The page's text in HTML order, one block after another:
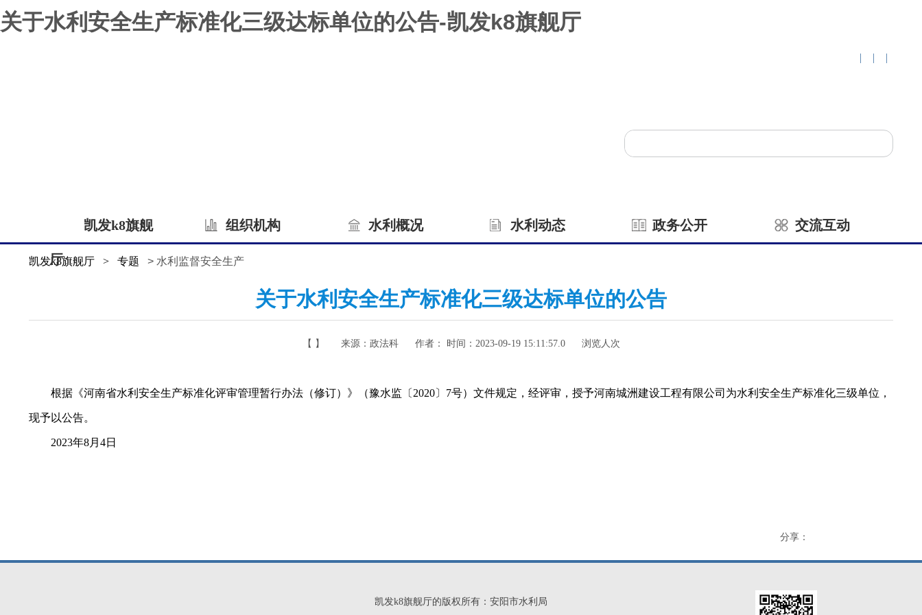
关于水利安全生产标准化三级达标单位的公告-凯发k8旗舰厅
| | |
凯发k8旗舰
厅
组织机构 水利概况 水利动态 政务公开 交流互动
凯发k8旗舰厅 > 专题 > 水利监督安全生产
关于水利安全生产标准化三级达标单位的公告
【 】 来源： 政法科 作者： 时间： 2023-09-19 15:11:57.0 浏览人次
根据《河南省水利安全生产标准化评审管理暂行办法（修订）》（豫水监〔2020〕7号）文件规定，经评审，授予河南城洲建设工程有限公司为水利安全生产标准化三级单位，
现予以公告。
2023年8月4日
分享：
凯发k8旗舰厅的版权所有：安阳市水利局